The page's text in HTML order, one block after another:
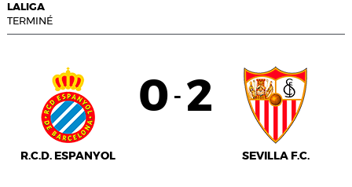
LALIGA
TERMINÉ
R.C.D. ESPANYOL
0 - 2
SEVILLA F.C.